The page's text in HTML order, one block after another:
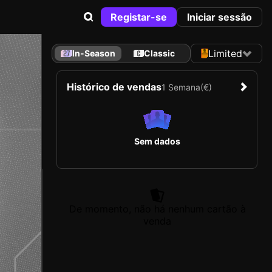
Registar-se Iniciar sessão
In-Season Classic Limited
Histórico de vendas1 Semana(€)
Sem dados